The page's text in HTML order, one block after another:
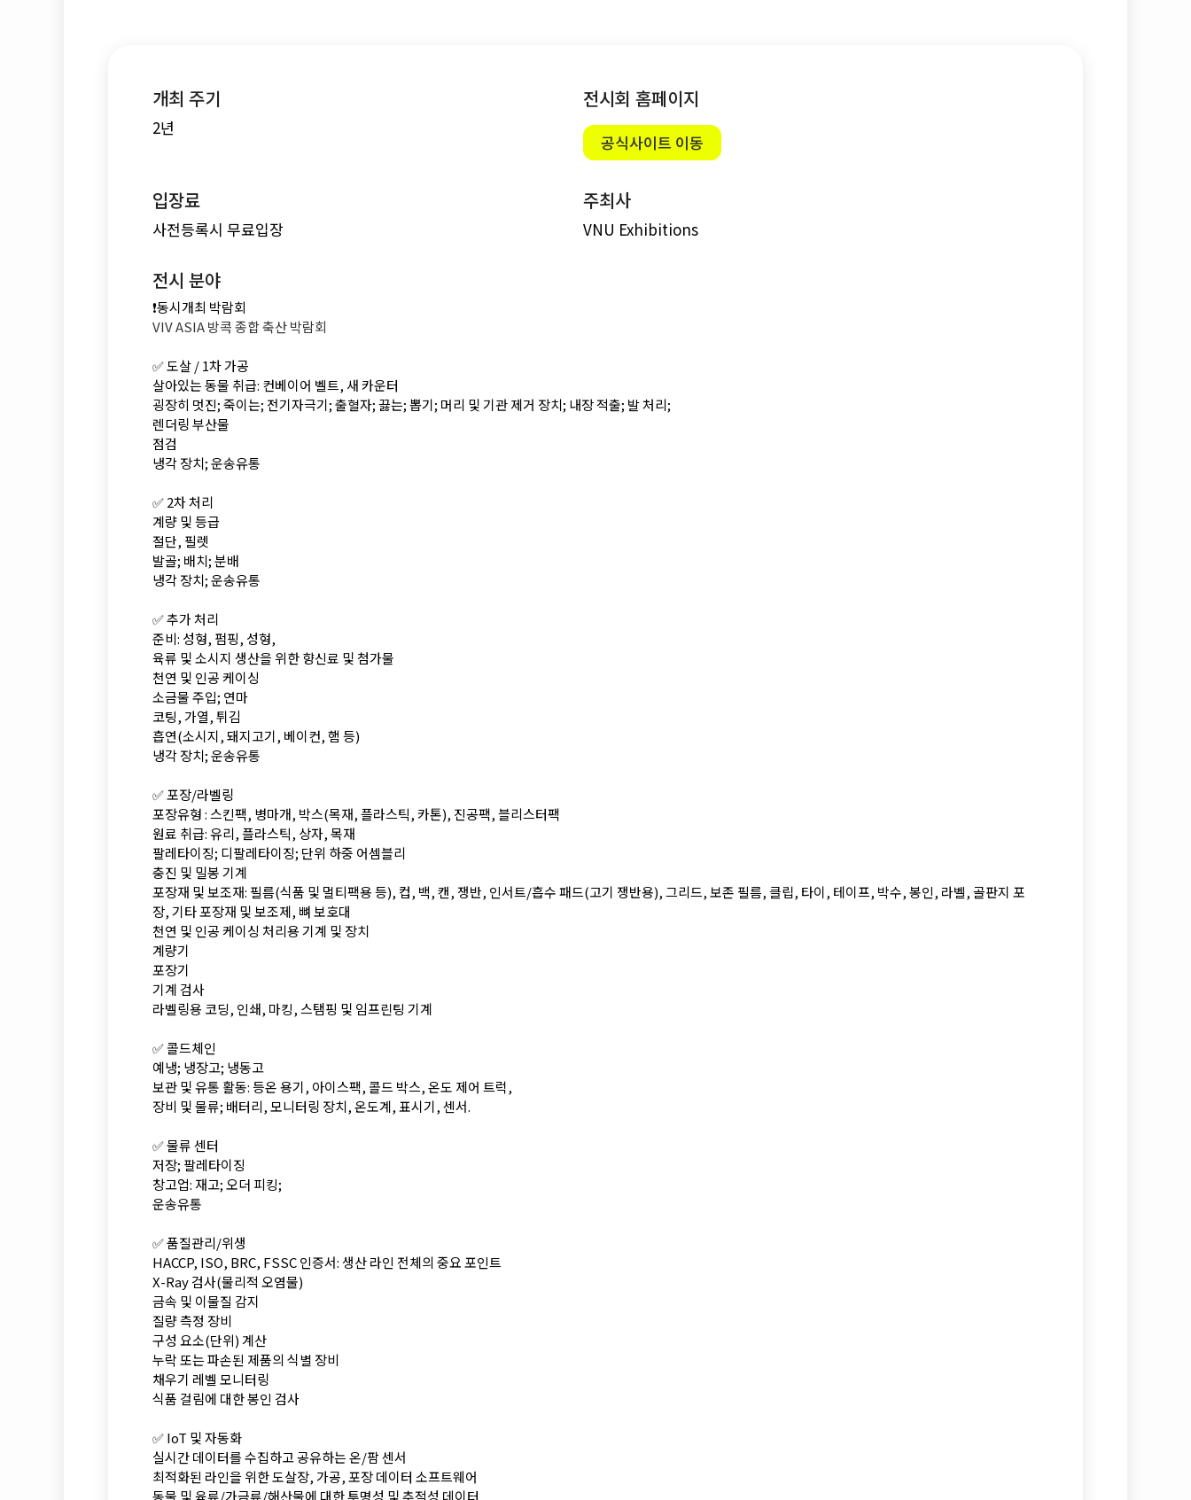
개최 주기
2년
전시회 홈페이지
공식사이트 이동
입장료
사전등록시 무료입장
주최사
VNU Exhibitions
전시 분야
❗동시개최 박람회
VIV ASIA 방콕 종합 축산 박람회
✅ 도살 / 1차 가공
살아있는 동물 취급: 컨베이어 벨트, 새 카운터
굉장히 멋진; 죽이는; 전기자극기; 출혈자; 끓는; 뽑기; 머리 및 기관 제거 장치; 내장 적출; 발 처리;
렌더링 부산물
점검
냉각 장치; 운송유통
✅ 2차 처리
계량 및 등급
절단, 필렛
발골; 배치; 분배
냉각 장치; 운송유통
✅ 추가 처리
준비: 성형, 펌핑, 성형,
육류 및 소시지 생산을 위한 향신료 및 첨가물
천연 및 인공 케이싱
소금물 주입; 연마
코팅, 가열, 튀김
흡연(소시지, 돼지고기, 베이컨, 햄 등)
냉각 장치; 운송유통
✅ 포장/라벨링
포장유형 : 스킨팩, 병마개, 박스(목재, 플라스틱, 카톤), 진공팩, 블리스터팩
원료 취급: 유리, 플라스틱, 상자, 목재
팔레타이징; 디팔레타이징; 단위 하중 어셈블리
충진 및 밀봉 기계
포장재 및 보조재: 필름(식품 및 멀티팩용 등), 컵, 백, 캔, 쟁반, 인서트/흡수 패드(고기 쟁반용), 그리드, 보존 필름, 클립, 타이, 테이프, 박수, 봉인, 라벨, 골판지 포
장, 기타 포장재 및 보조제, 뼈 보호대
천연 및 인공 케이싱 처리용 기계 및 장치
계량기
포장기
기계 검사
라벨링용 코딩, 인쇄, 마킹, 스탬핑 및 임프린팅 기계
✅ 콜드체인
예냉; 냉장고; 냉동고
보관 및 유통 활동: 등온 용기, 아이스팩, 콜드 박스, 온도 제어 트럭,
장비 및 물류; 배터리, 모니터링 장치, 온도계, 표시기, 센서.
✅ 물류 센터
저장; 팔레타이징
창고업: 재고; 오더 피킹;
운송유통
✅ 품질관리/위생
HACCP, ISO, BRC, FSSC 인증서: 생산 라인 전체의 중요 포인트
X-Ray 검사(물리적 오염물)
금속 및 이물질 감지
질량 측정 장비
구성 요소(단위) 계산
누락 또는 파손된 제품의 식별 장비
채우기 레벨 모니터링
식품 걸림에 대한 봉인 검사
✅ IoT 및 자동화
실시간 데이터를 수집하고 공유하는 온/팜 센서
최적화된 라인을 위한 도살장, 가공, 포장 데이터 소프트웨어
동물 및 육류/가금류/해산물에 대한 투명성 및 추적성 데이터